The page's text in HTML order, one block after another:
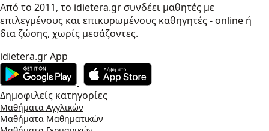
Από το 2011, το idietera.gr συνδέει μαθητές με
επιλεγμένους και επικυρωμένους καθηγητές - online ή
δια ζώσης, χωρίς μεσάζοντες.
idietera.gr App
Δημοφιλείς κατηγορίες
Μαθήματα Αγγλικών
Μαθήματα Μαθηματικών